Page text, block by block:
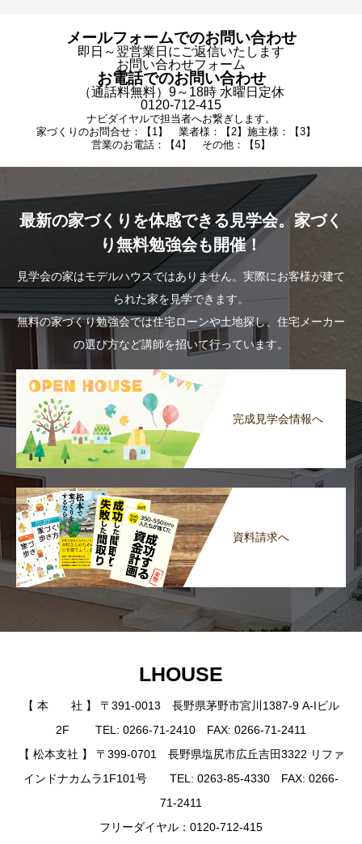
メールフォームでのお問い合わせ
即日～翌営業日にご返信いたします
お問い合わせフォーム
お電話でのお問い合わせ
（通話料無料）9～18時 水曜日定休
0120-712-415
ナビダイヤルで担当者へお繋ぎします。
家づくりのお問合せ：【1】 業者様：【2】施主様：【3】
営業のお電話：【4】 その他：【5】
最新の家づくりを体感できる見学会。家づく
り無料勉強会も開催！
見学会の家はモデルハウスではありません。実際にお客様が建て
られた家を見学できます。
無料の家づくり勉強会では住宅ローンや土地探し、住宅メーカー
の選び方など講師を招いて行っています。
完成見学会情報へ
資料請求へ
LHOUSE
【 本 社 】 〒391-0013 長野県茅野市宮川1387-9 A-Iビル
2F TEL: 0266-71-2410 FAX: 0266-71-2411
【 松本支社 】 〒399-0701 長野県塩尻市広丘吉田3322 リファ
インドナカムラ1F101号 TEL: 0263-85-4330 FAX: 0266-
71-2411
フリーダイヤル：0120-712-415